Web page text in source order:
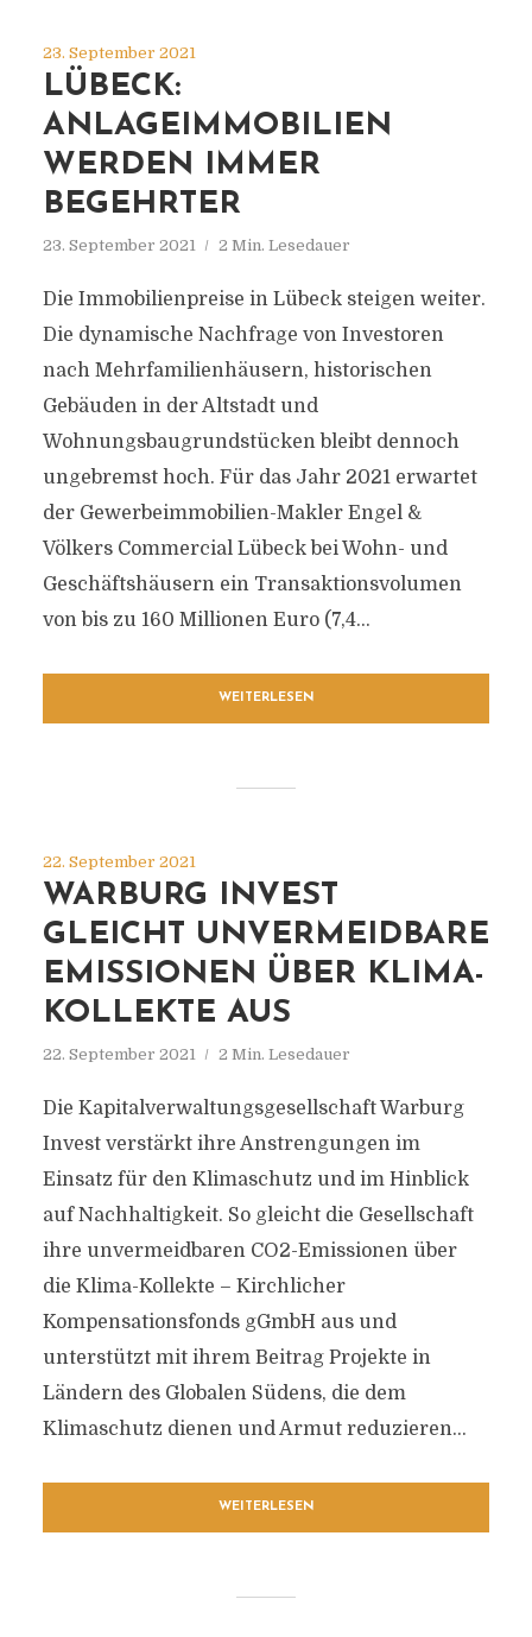
23. September 2021
LÜBECK:
ANLAGEIMMOBILIEN
WERDEN IMMER
BEGEHRTER
23. September 2021 2 Min. Lesedauer
Die Immobilienpreise in Lübeck steigen weiter.
Die dynamische Nachfrage von Investoren
nach Mehrfamilienhäusern, historischen
Gebäuden in der Altstadt und
Wohnungsbaugrundstücken bleibt dennoch
ungebremst hoch. Für das Jahr 2021 erwartet
der Gewerbeimmobilien-Makler Engel &
Völkers Commercial Lübeck bei Wohn- und
Geschäftshäusern ein Transaktionsvolumen
von bis zu 160 Millionen Euro (7,4...
WEITERLESEN
22. September 2021
WARBURG INVEST
GLEICHT UNVERMEIDBARE
EMISSIONEN ÜBER KLIMA-
KOLLEKTE AUS
22. September 2021 2 Min. Lesedauer
Die Kapitalverwaltungsgesellschaft Warburg
Invest verstärkt ihre Anstrengungen im
Einsatz für den Klimaschutz und im Hinblick
auf Nachhaltigkeit. So gleicht die Gesellschaft
ihre unvermeidbaren CO2-Emissionen über
die Klima-Kollekte – Kirchlicher
Kompensationsfonds gGmbH aus und
unterstützt mit ihrem Beitrag Projekte in
Ländern des Globalen Südens, die dem
Klimaschutz dienen und Armut reduzieren...
WEITERLESEN